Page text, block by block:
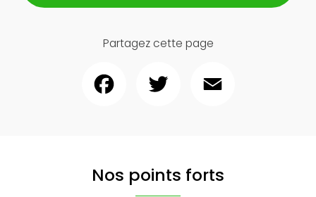
Partagez cette page
Nos points forts